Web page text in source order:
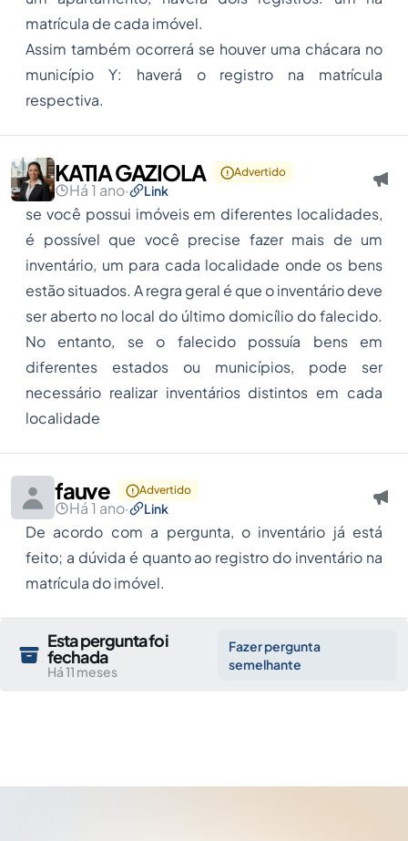
matrícula de cada imóvel.
Assim também ocorrerá se houver uma chácara no
município Y: haverá o registro na matrícula
respectiva.
KATIA GAZIOLA Advertido
Há 1 ano· Link
se você possui imóveis em diferentes localidades,
é possível que você precise fazer mais de um
inventário, um para cada localidade onde os bens
estão situados. A regra geral é que o inventário deve
ser aberto no local do último domicílio do falecido.
No entanto, se o falecido possuía bens em
diferentes estados ou municípios, pode ser
necessário realizar inventários distintos em cada
localidade
fauve Advertido
Há 1 ano· Link
De acordo com a pergunta, o inventário já está
feito; a dúvida é quanto ao registro do inventário na
matrícula do imóvel.
Esta pergunta foi
fechada
Há 11 meses
Fazer pergunta
semelhante